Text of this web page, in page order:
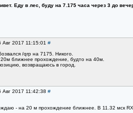
Еду в лес, буду на 7.175 часа через 3 до
Авг 2017 11:15:01 #
/qrp на 7175. Никого.
ближнее прохождение, будто на 40м.
возвращаюсь в город.
Авг 2017 11:42:38 #
- на 20 м прохождение ближнее. В 11.32 мск